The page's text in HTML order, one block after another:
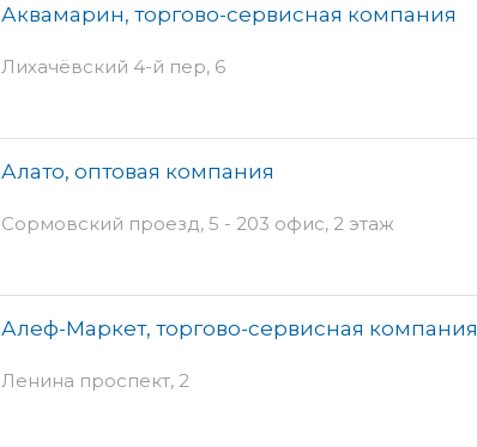
Аквамарин, торгово-сервисная компания
Лихачёвский 4-й пер, 6
Алато, оптовая компания
Сормовский проезд, 5 - 203 офис, 2 этаж
Алеф-Маркет, торгово-сервисная компания
Ленина проспект, 2